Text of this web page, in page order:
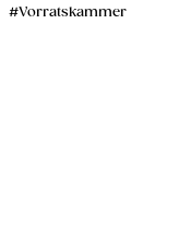
Vorratskammer